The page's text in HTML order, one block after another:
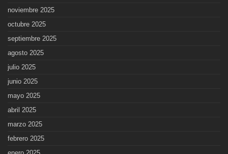
noviembre 2025
octubre 2025
septiembre 2025
agosto 2025
julio 2025
junio 2025
mayo 2025
abril 2025
marzo 2025
febrero 2025